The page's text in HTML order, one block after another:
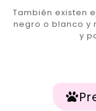
También existen
negro o blanco y
y